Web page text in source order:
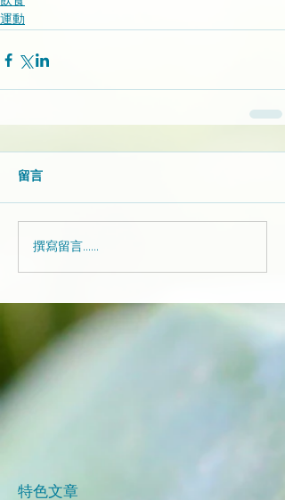
運動
留言
撰寫留言......
​特色文章